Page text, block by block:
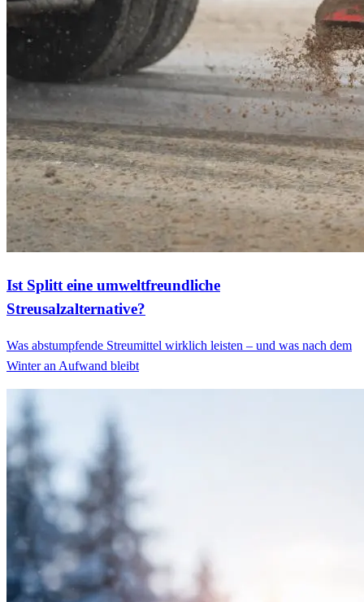
Ist Splitt eine umweltfreundliche
Streusalzalternative?
Was abstumpfende Streumittel wirklich leisten – und was nach dem
Winter an Aufwand bleibt